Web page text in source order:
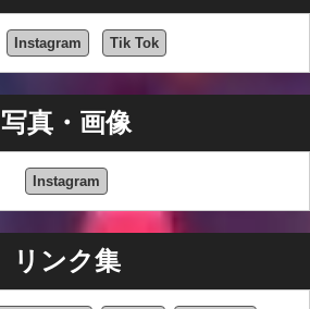
Instagram Tik Tok
写真・画像
Instagram
リンク集